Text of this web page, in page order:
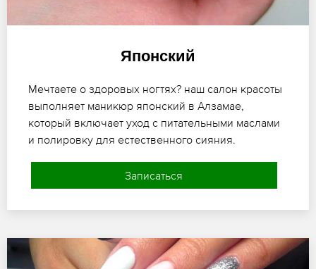
Японский
Мечтаете о здоровых ногтях? наш салон красоты
выполняет маникюр японский в Алзамае,
который включает уход с питательными маслами
и полировку для естественного сияния.
Записаться